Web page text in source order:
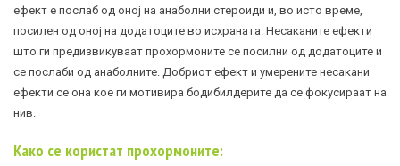
ефект е послаб од оној на анаболни стероиди и, во исто време,
посилен од оној на додатоците во исхраната. Несаканите ефекти
што ги предизвикуваат прохормоните се посилни од додатоците и
се послаби од анаболните. Добриот ефект и умерените несакани
ефекти се она кое ги мотивира бодибилдерите да се фокусираат на
нив.
Како се користат прохормоните: